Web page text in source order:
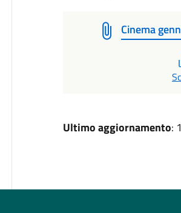
Cinema
Ultimo aggiornamento: